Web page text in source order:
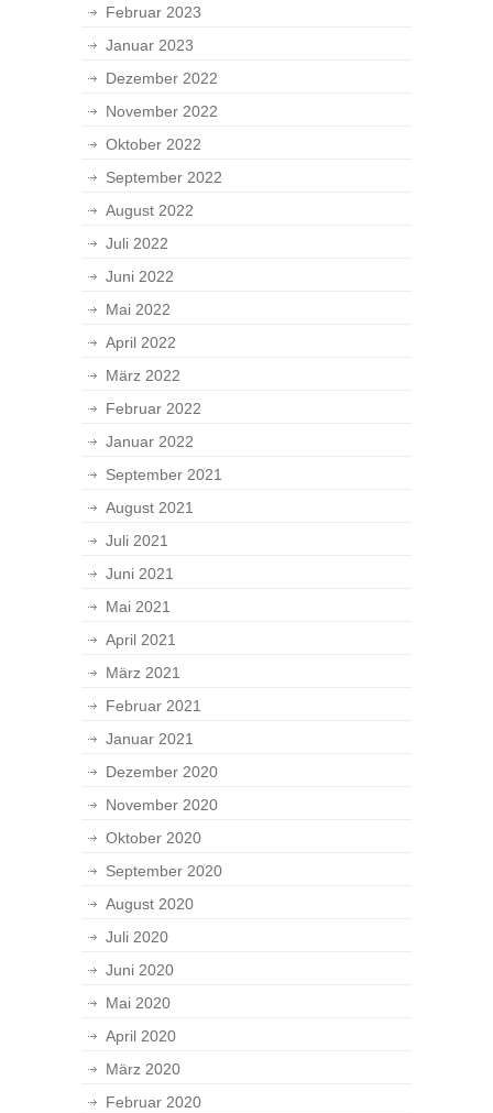
Februar 2023
Januar 2023
Dezember 2022
November 2022
Oktober 2022
September 2022
August 2022
Juli 2022
Juni 2022
Mai 2022
April 2022
März 2022
Februar 2022
Januar 2022
September 2021
August 2021
Juli 2021
Juni 2021
Mai 2021
April 2021
März 2021
Februar 2021
Januar 2021
Dezember 2020
November 2020
Oktober 2020
September 2020
August 2020
Juli 2020
Juni 2020
Mai 2020
April 2020
März 2020
Februar 2020